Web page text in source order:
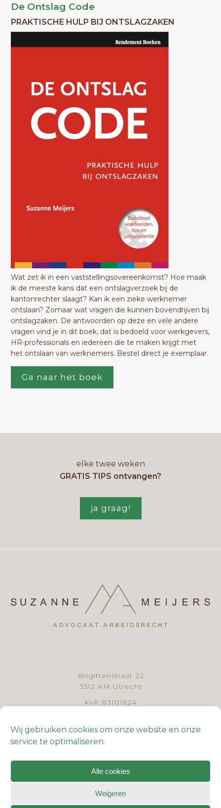
Wij gebruiken cookies om onze website en onze
service te optimaliseren.
Alle cookies
Weigeren
De Ontslag Code
PRAKTISCHE HULP BIJ ONTSLAGZAKEN
Wat zet ik in een vaststellingsovereenkomst? Hoe maak
ik de meeste kans dat een ontslagverzoek bij de
kantonrechter slaagt? Kan ik een zieke werknemer
ontslaan? Zomaar wat vragen die kunnen bovendrijven bij
ontslagzaken. De antwoorden op deze en vele andere
vragen vind je in dit boek, dat is bedoeld voor werkgevers,
HR-professionals en iedereen die te maken krijgt met
het ontslaan van werknemers. Bestel direct je exemplaar.
Ga naar het boek
elke twee weken
GRATIS TIPS ontvangen?
ja graag!
Brigittenstraat 22
3512 KM Utrecht
KvK 83101624
030 - 307 44 61
Algemene voorwaarden
Cookiebeleid
Privacyverklaring